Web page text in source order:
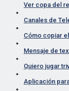
Ver copa del
Canales de
Cómo copiar
Mensaje de
Quiero jugar
Aplicación